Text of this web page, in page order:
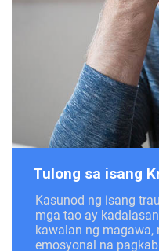
Tulong sa isang
Kasunod ng isang
mga tao ay
kawalan ng magawa,
emosyonal na